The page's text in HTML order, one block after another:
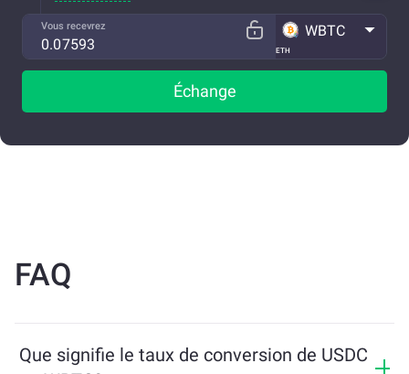
Vous recevrez
ETH
WBTC
Échange
FAQ
Que signifie le taux de conversion de USDC